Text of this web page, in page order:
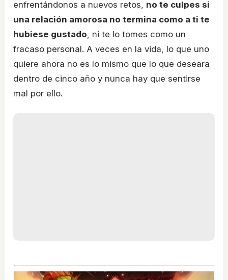
enfrentándonos a nuevos retos, no te culpes si
una relación amorosa no termina como a ti te
hubiese gustado , ni te lo tomes como un
fracaso personal. A veces en la vida, lo que uno
quiere ahora no es lo mismo que lo que deseara
dentro de cinco año y nunca hay que sentirse
mal por ello.